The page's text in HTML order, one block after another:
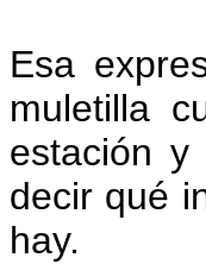
Esa
muletilla
estación
decir qué
hay.